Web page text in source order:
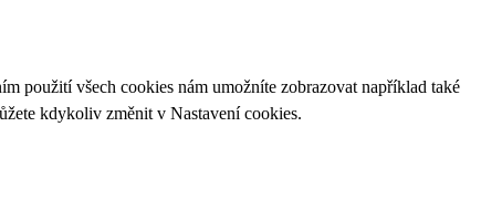
použití všech cookies nám umožníte zobrazovat například také
kdykoliv změnit v Nastavení cookies.